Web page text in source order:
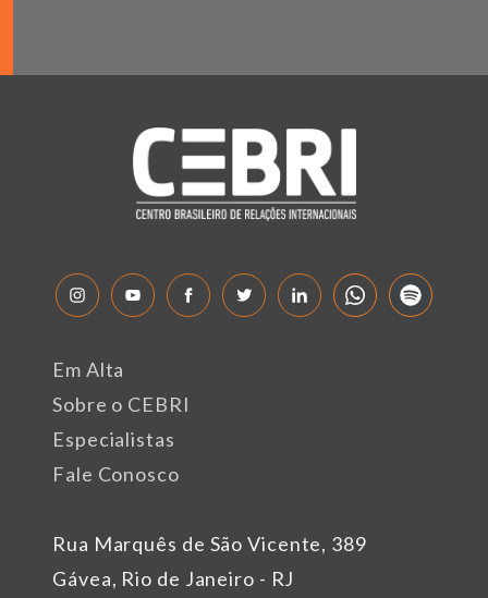
Rua Marquês de São Vicente, 389
Gávea, Rio de Janeiro - RJ
Em Alta
Sobre o CEBRI
Especialistas
Fale Conosco